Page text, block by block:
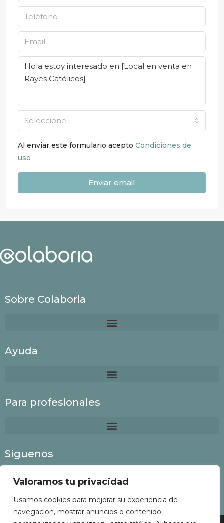
Valoramos tu privacidad
Usamos cookies para mejorar su experiencia de
navegación, mostrar anuncios o contenido
Seleccione
Al enviar este formulario acepto Condiciones de
uso
Enviar email
Sobre Colaboria
Ayuda
Para profesionales
Síguenos